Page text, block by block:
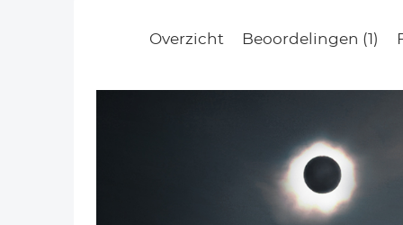
Overzicht Beoordelingen (1)